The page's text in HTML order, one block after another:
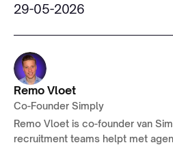
29-05-2026
Remo Vloet
Co-Founder Simply
Remo Vloet is co-founder van
recruitment teams helpt met